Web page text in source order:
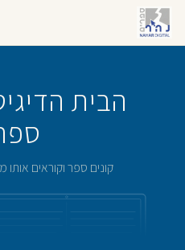
הבית
קונים ספר וקוראים